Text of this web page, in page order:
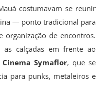
costumavam se reunir
— ponto tradicional para
organização de encontros.
as calçadas em frente ao
Cinema Symaflor, que se
para punks, metaleiros e